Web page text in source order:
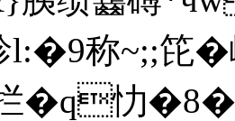
称~;;笓�
�q忇